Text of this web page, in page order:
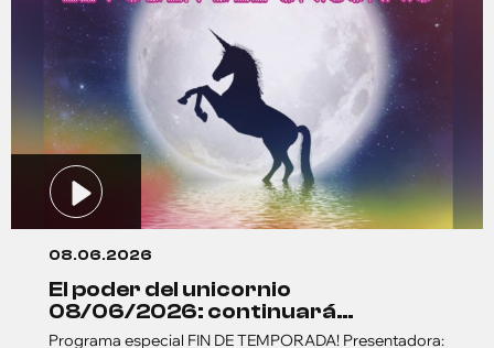
08.06.2026
el poder del unicornio
08/06/2026: continuará…
Programa especial FIN DE TEMPORADA! Presentadora: